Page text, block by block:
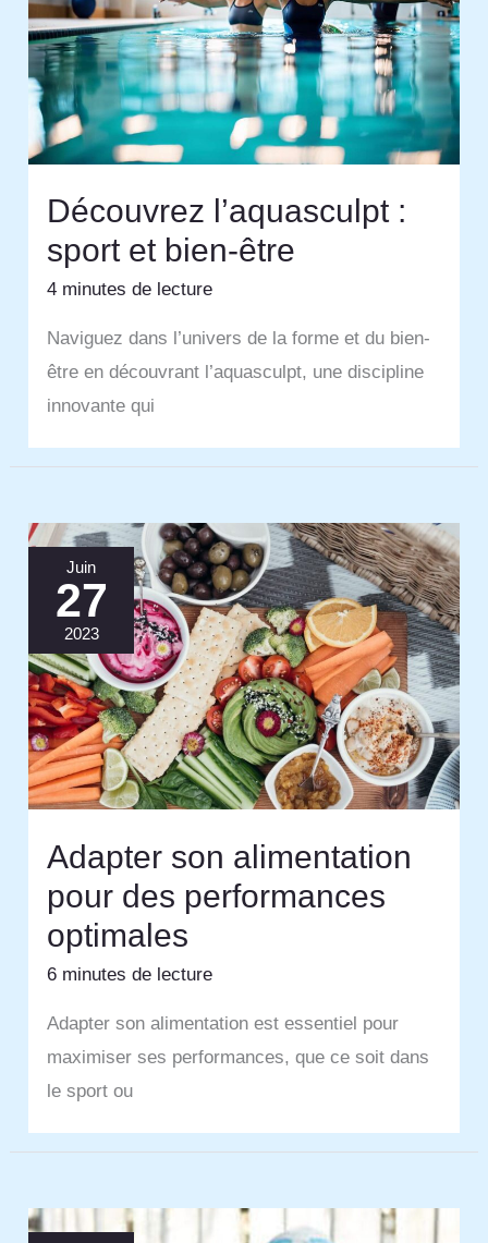
Découvrez l’aquasculpt :
sport et bien-être
4 minutes de lecture
Naviguez dans l’univers de la forme et du bien-
être en découvrant l’aquasculpt, une discipline
innovante qui
Juin
27
2023
Adapter son alimentation
pour des performances
optimales
6 minutes de lecture
Adapter son alimentation est essentiel pour
maximiser ses performances, que ce soit dans
le sport ou